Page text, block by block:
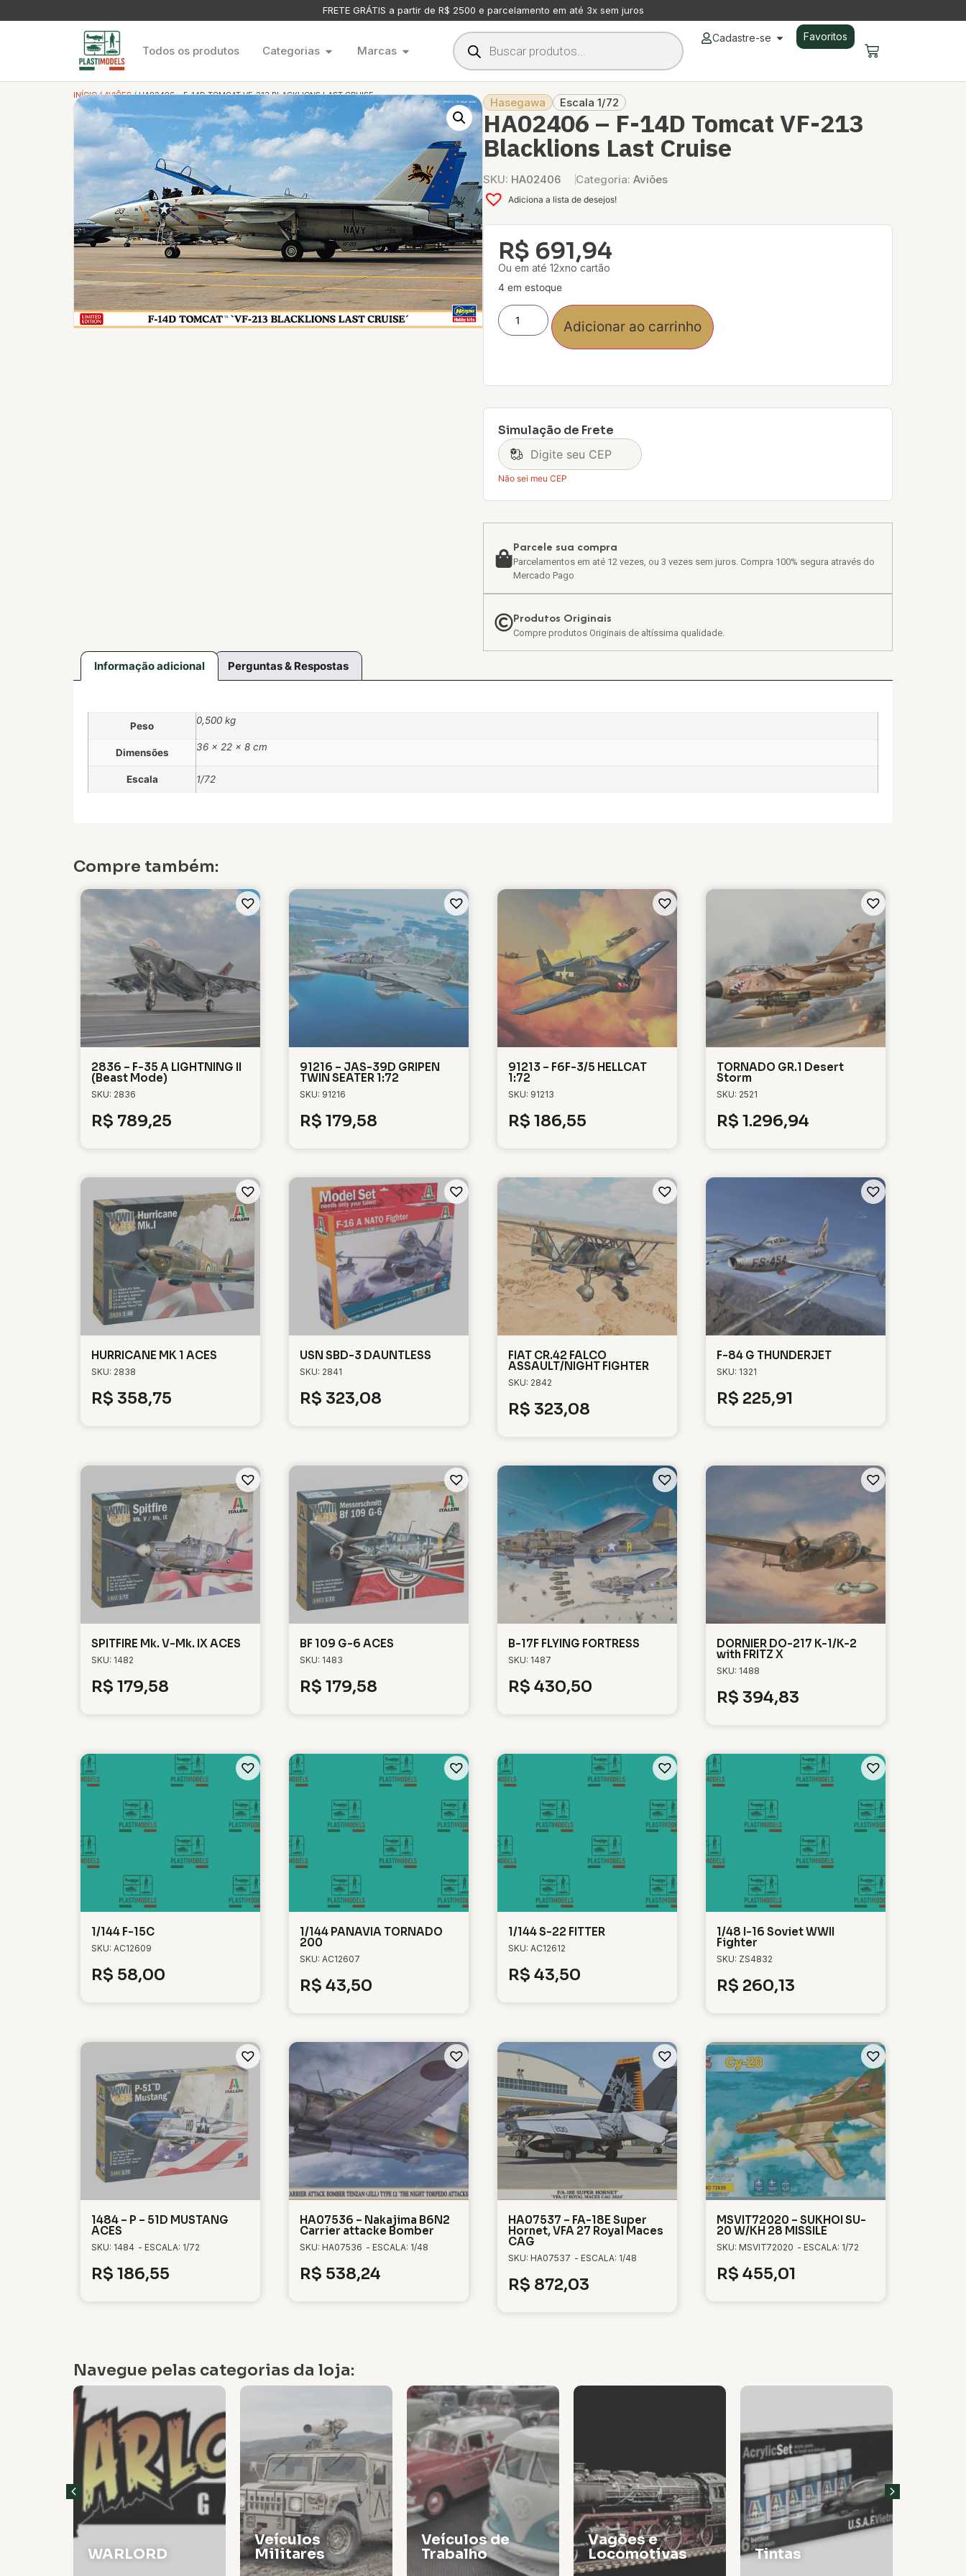
FRETE GRÁTIS a partir de R$ 2500 e parcelamento em até 3x sem juros
Todos os produtos Categorias Marcas
Cadastre-se Favoritos
INÍCIO/AVIÕES/ HA02406 – F-14D TOMCAT VF-213 BLACKLIONS LAST CRUISE
Hasegawa Escala 1/72
HA02406 – F-14D Tomcat VF-213
Blacklions Last Cruise
SKU: HA02406 Categoria: Aviões
Adiciona a lista de desejos!
R$ 691,94
Ou em até 12xno cartão
4 em estoque
Adicionar ao carrinho
Simulação de Frete
Não sei meu CEP
Parcele sua compra
Parcelamentos em até 12 vezes, ou 3 vezes sem juros. Compra 100% segura através do
Mercado Pago
Produtos Originais
Compre produtos Originais de altíssima qualidade.
Informação adicional Perguntas & Respostas
Peso 0,500 kg
Dimensões 36 × 22 × 8 cm
Escala 1/72
Compre também:
2836 – F-35 A LIGHTNING II
(Beast Mode)
SKU: 2836
R$ 789,25
91216 – JAS-39D GRIPEN
TWIN SEATER 1:72
SKU: 91216
R$ 179,58
91213 – F6F-3/5 HELLCAT
1:72
SKU: 91213
R$ 186,55
TORNADO GR.1 Desert
Storm
SKU: 2521
R$ 1.296,94
HURRICANE MK 1 ACES
SKU: 2838
R$ 358,75
USN SBD-3 DAUNTLESS
SKU: 2841
R$ 323,08
FIAT CR.42 FALCO
ASSAULT/NIGHT FIGHTER
SKU: 2842
R$ 323,08
F-84 G THUNDERJET
SKU: 1321
R$ 225,91
SPITFIRE Mk. V-Mk. IX ACES
SKU: 1482
R$ 179,58
BF 109 G-6 ACES
SKU: 1483
R$ 179,58
B-17F FLYING FORTRESS
SKU: 1487
R$ 430,50
DORNIER DO-217 K-1/K-2
with FRITZ X
SKU: 1488
R$ 394,83
1/144 F-15C
SKU: AC12609
R$ 58,00
1/144 PANAVIA TORNADO
200
SKU: AC12607
R$ 43,50
1/144 S-22 FITTER
SKU: AC12612
R$ 43,50
1/48 I-16 Soviet WWII
Fighter
SKU: ZS4832
R$ 260,13
1484 – P – 51D MUSTANG
ACES
SKU: 1484 - ESCALA: 1/72
R$ 186,55
HA07536 – Nakajima B6N2
Carrier attacke Bomber
SKU: HA07536 - ESCALA: 1/48
R$ 538,24
HA07537 – FA-18E Super
Hornet, VFA 27 Royal Maces
CAG
SKU: HA07537 - ESCALA: 1/48
R$ 872,03
MSVIT72020 – SUKHOI SU-
20 W/KH 28 MISSILE
SKU: MSVIT72020 - ESCALA: 1/72
R$ 455,01
Navegue pelas categorias da loja:
WARLORD
Veículos
Militares
Veículos de
Trabalho
Vagões e
Locomotivas
Tintas